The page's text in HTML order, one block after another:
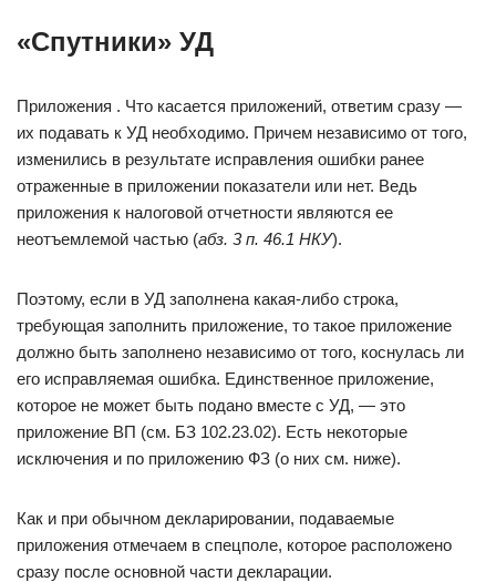
«Спутники» УД
Приложения . Что касается приложений, ответим сразу —
их подавать к УД необходимо. Причем независимо от того,
изменились в результате исправления ошибки ранее
отраженные в приложении показатели или нет. Ведь
приложения к налоговой отчетности являются ее
неотъемлемой частью (абз. 3 п. 46.1 НКУ).
Поэтому, если в УД заполнена какая-либо строка,
требующая заполнить приложение, то такое приложение
должно быть заполнено независимо от того, коснулась ли
его исправляемая ошибка. Единственное приложение,
которое не может быть подано вместе с УД, — это
приложение ВП (см. БЗ 102.23.02). Есть некоторые
исключения и по приложению ФЗ (о них см. ниже).
Как и при обычном декларировании, подаваемые
приложения отмечаем в спецполе, которое расположено
сразу после основной части декларации.